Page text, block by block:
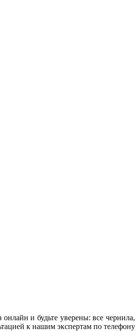
и будьте уверены: все чернила,
к нашим экспертам по телефону